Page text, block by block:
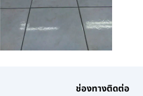
ช่องทางติดต่อ